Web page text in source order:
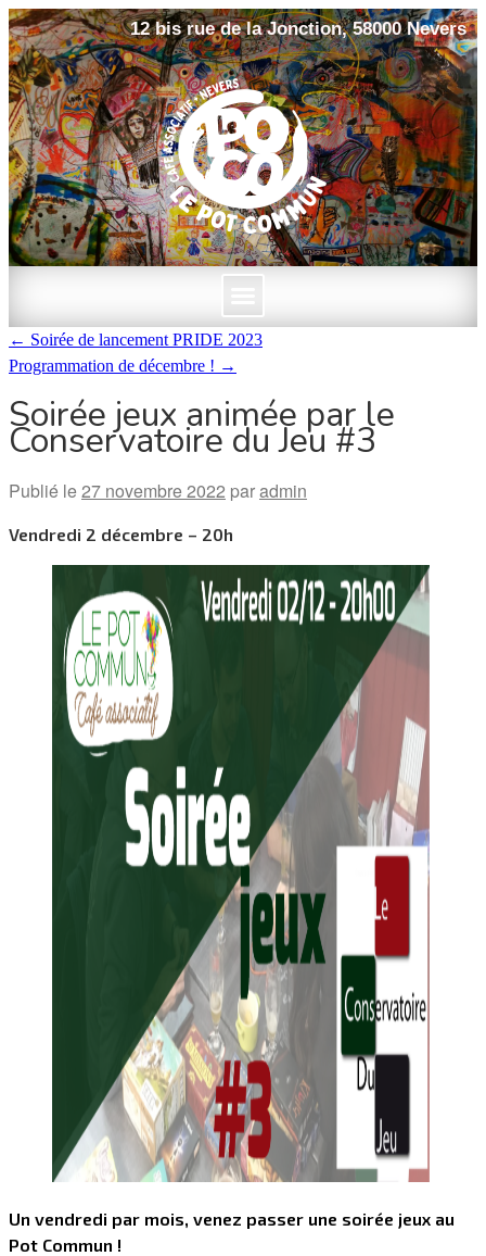
12 bis rue de la Jonction, 58000 Nevers
← Soirée de lancement PRIDE 2023
Programmation de décembre ! →
Soirée jeux animée par le
Conservatoire du Jeu #3
Publié le27 novembre 2022 paradmin
Vendredi 2 décembre – 20h
Un vendredi par mois, venez passer une soirée jeux au
Pot Commun !